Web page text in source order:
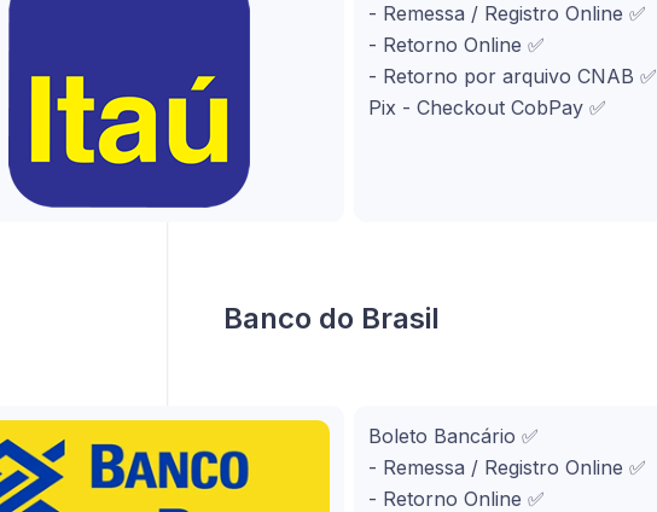
- Remessa / Registro Online ✅
- Retorno Online ✅
- Retorno por arquivo CNAB ✅
Pix - Checkout CobPay ✅
Banco do Brasil
Boleto Bancário ✅
- Remessa / Registro Online ✅
- Retorno Online ✅